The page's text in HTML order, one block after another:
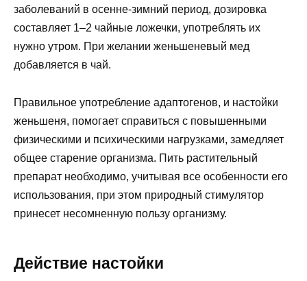
заболеваний в осенне-зимний период, дозировка
составляет 1–2 чайные ложечки, употреблять их
нужно утром. При желании женьшеневый мед
добавляется в чай.
Правильное употребление адаптогенов, и настойки
женьшеня, помогает справиться с повышенными
физическими и психическими нагрузками, замедляет
общее старение организма. Пить растительный
препарат необходимо, учитывая все особенности его
использования, при этом природный стимулятор
принесет несомненную пользу организму.
Действие настойки